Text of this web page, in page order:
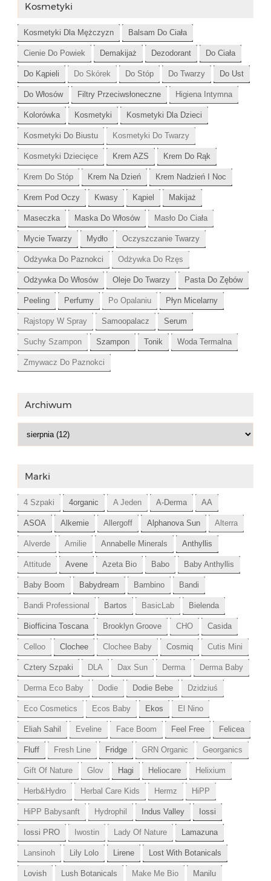
Kosmetyki
Kosmetyki Dla Mężczyzn Balsam Do Ciała
Cienie Do Powiek Demakijaż Dezodorant Do Ciała
Do Kąpieli Do Skórek Do Stóp Do Twarzy Do Ust
Do Włosów Filtry Przeciwsłoneczne Higiena Intymna
Kolorówka Kosmetyki Kosmetyki Dla Dzieci
Kosmetyki Do Biustu Kosmetyki Do Twarzy
Kosmetyki Dziecięce Krem AZS Krem Do Rąk
Krem Do Stóp Krem Na Dzień Krem Nadzień I Noc
Krem Pod Oczy Kwasy Kąpiel Makijaż
Maseczka Maska Do Włosów Masło Do Ciała
Mycie Twarzy Mydło Oczyszczanie Twarzy
Odżywka Do Paznokci Odżywka Do Rzęs
Odżywka Do Włosów Oleje Do Twarzy Pasta Do Zębów
Peeling Perfumy Po Opalaniu Płyn Micelarny
Rajstopy W Spray Samoopalacz Serum
Suchy Szampon Szampon Tonik Woda Termalna
Zmywacz Do Paznokci
Archiwum
Marki
4 Szpaki 4organic A Jeden A-Derma AA
ASOA Alkemie Allergoff Alphanova Sun Alterra
Alverde Amilie Annabelle Minerals Anthyllis
Attitude Avene Azeta Bio Babo Baby Anthyllis
Baby Boom Babydream Bambino Bandi
Bandi Professional Bartos BasicLab Bielenda
Biofficina Toscana Brooklyn Groove CHO Casida
Celloo Clochee Clochee Baby Cosmiq Cutis Mini
Cztery Szpaki DLA Dax Sun Derma Derma Baby
Derma Eco Baby Dodie Dodie Bebe Dzidziuś
Eco Cosmetics Ecos Baby Ekos El Nino
Eliah Sahil Eveline Face Boom Feel Free Felicea
Fluff Fresh Line Fridge GRN Organic Georganics
Gift Of Nature Glov Hagi Heliocare Helixium
Herb&Hydro Herbal Care Kids Hermz HiPP
HiPP Babysanft Hydrophil Indus Valley Iossi
Iossi PRO Iwostin Lady Of Nature Lamazuna
Lansinoh Lily Lolo Lirene Lost With Botanicals
Lovish Lush Botanicals Make Me Bio Manilu